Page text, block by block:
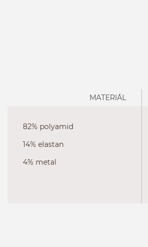
MATERIÁL
82% polyamid
14% elastan
4% metal